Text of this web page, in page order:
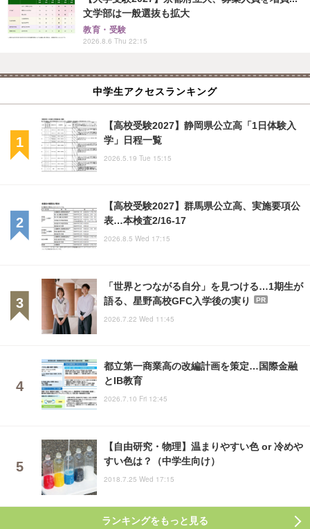
文学部は一般選抜も拡大
教育・受験
2026.8.6 Thu 22:15
中学生アクセスランキング
【高校受験2027】静岡県公立高「1日体験入
学」日程一覧
2026.5.19 Tue 15:15
【高校受験2027】群馬県公立高、実施要項公
表…本検査2/16-17
2026.8.5 Wed 17:15
「世界とつながる自分」を見つける…1期生が
語る、星野高校GFC入学後の実り
PR
2026.7.22 Wed 11:45
都立第一商業高の改編計画を策定…国際金融
とIB教育
2026.7.10 Fri 12:45
【自由研究・物理】温まりやすい色 or 冷めや
すい色は？（中学生向け）
2018.7.25 Wed 17:15
ランキングをもっと見る